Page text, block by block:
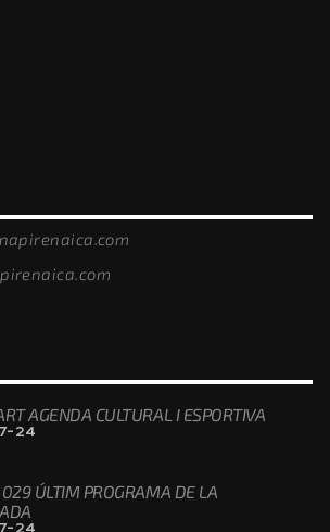
AGENDA CULTURAL I ESPORTIVA
24
ÚLTIM PROGRAMA DE LA
24